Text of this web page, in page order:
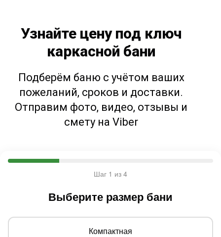
Подберём баню с учётом ваших
пожеланий, сроков и доставки.
Отправим фото, видео, отзывы и
смету на Viber
Узнайте цену под ключ
каркасной бани
Шаг 1 из 4
Выберите размер бани
Компактная